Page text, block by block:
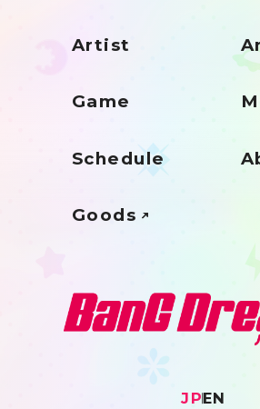
Artist
Game
Schedule
Goods
JPEN